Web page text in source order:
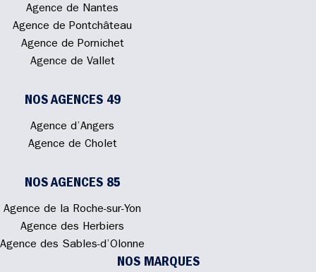
Agence de Nantes
Agence de Pontchâteau
Agence de Pornichet
Agence de Vallet
NOS AGENCES 49
Agence d’Angers
Agence de Cholet
NOS AGENCES 85
Agence de la Roche-sur-Yon
Agence des Herbiers
Agence des Sables-d’Olonne
NOS MARQUES